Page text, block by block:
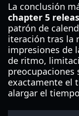
La conclusión
chapter 5
patrón de
iteración tras la
impresiones de
de ritmo,
preocupaciones
exactamente el
alargar el